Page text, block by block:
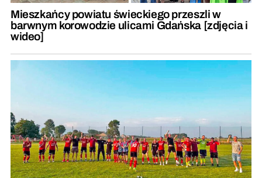
Mieszkańcy powiatu świeckiego przeszli w
barwnym korowodzie ulicami Gdańska [zdjęcia i
wideo]